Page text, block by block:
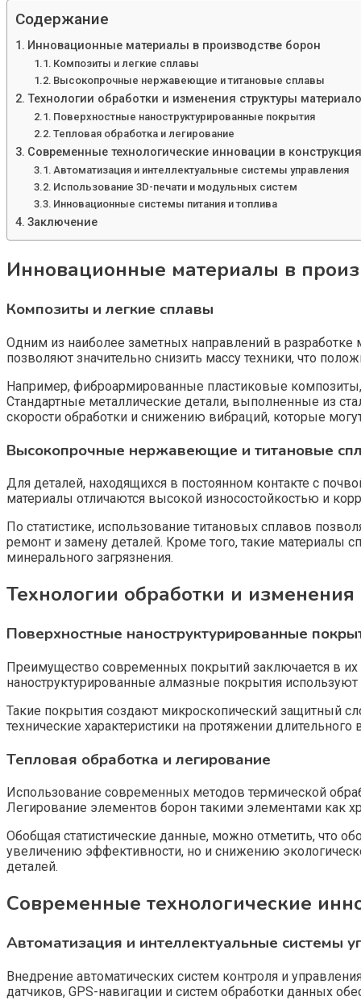
Содержание
Инновационные материалы в производстве борон
Композиты и легкие сплавы
Высокопрочные нержавеющие и титановые сплавы
Технологии обработки и изменения структуры
Поверхностные наноструктурированные покрытия
Тепловая обработка и легирование
Современные технологические инновации в
Автоматизация и интеллектуальные системы управления
Использование 3D-печати и модульных систем
Инновационные системы питания и топлива
Заключение
Инновационные материалы в
Композиты и легкие сплавы
Одним из наиболее заметных направлений в разработке
позволяют значительно снизить массу техники, что
Например, фиброармированные пластиковые композиты,
Стандартные металлические детали, выполненные из
скорости обработки и снижению вибраций, которые
Высокопрочные нержавеющие и титановые
Для деталей, находящихся в постоянном контакте с
материалы отличаются высокой износостойкостью и
По статистике, использование титановых сплавов
ремонт и замену деталей. Кроме того, такие материалы
минерального загрязнения.
Технологии обработки и
Поверхностные наноструктурированные
Преимущество современных покрытий заключается в их
наноструктурированные алмазные покрытия
Такие покрытия создают микроскопический защитный
технические характеристики на протяжении
Тепловая обработка и легирование
Использование современных методов термической
Легирование элементов борон такими элементами как
Обобщая статистические данные, можно отметить, что
увеличению эффективности, но и снижению
деталей.
Современные технологические
Автоматизация и интеллектуальные системы
Внедрение автоматических систем контроля и
датчиков, GPS-навигации и систем обработки данных